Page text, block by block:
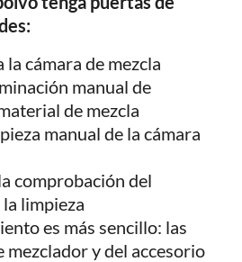
la cámara de mezcla
manual de
de mezcla
manual de la cámara
comprobación del
limpieza
es más sencillo: las
mezclador y del accesorio